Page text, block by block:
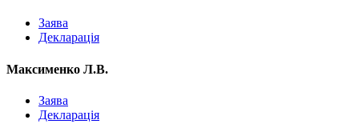
Заява
Декларація
Максименко Л.В.
Заява
Декларація